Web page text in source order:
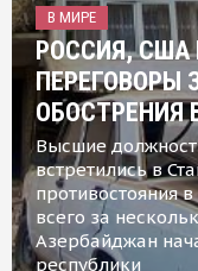
В МИРЕ
РОССИЯ, США
ПЕРЕГОВОРЫ
ОБОСТРЕНИЯ
Высшие
встретились в
противостояния
всего за
Азербайджан
республики